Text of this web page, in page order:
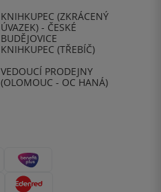
KNIHKUPEC (ZKRÁCENÝ
ÚVAZEK) - ČESKÉ
BUDĚJOVICE
KNIHKUPEC (TŘEBÍČ)
VEDOUCÍ PRODEJNY
(OLOMOUC - OC HANÁ)